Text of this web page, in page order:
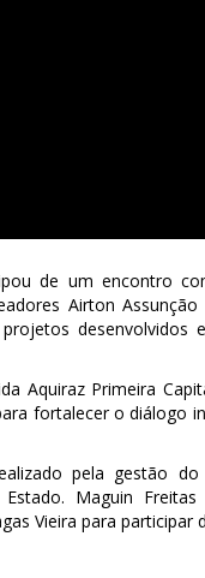
de um encontro
Airton
Aquiraz Primeira
fortalecer o diálogo
pela gestão
Maguin
Vieira para participar